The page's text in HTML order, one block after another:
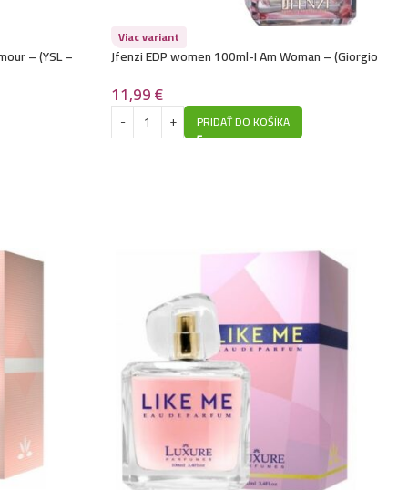
– (YSL –
Viac variant
Jfenzi EDP women 100ml-I Am Woman – (Giorgio
11,99€
PRIDAŤ DO KOŠÍKA